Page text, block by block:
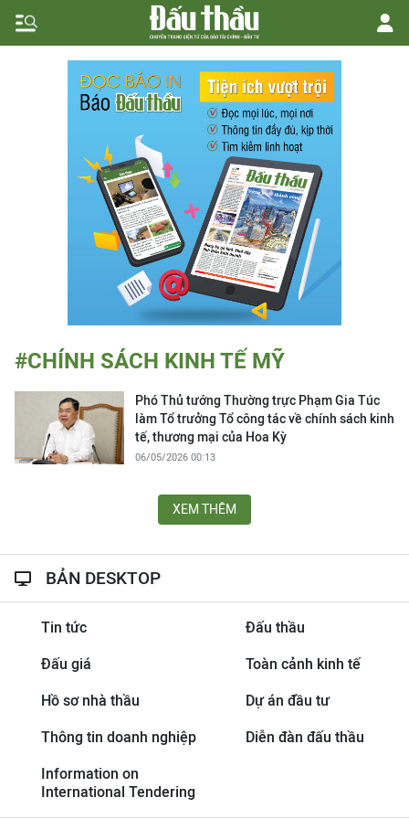
#CHÍNH SÁCH KINH TẾ MỸ
Phó Thủ tướng Thường trực Phạm Gia Túc
làm Tổ trưởng Tổ công tác về chính sách kinh
tế, thương mại của Hoa Kỳ
06/05/2026 00:13
XEM THÊM
BẢN DESKTOP
Tin tức Đấu thầu
Đấu giá Toàn cảnh kinh tế
Hồ sơ nhà thầu Dự án đầu tư
Thông tin doanh nghiệp Diễn đàn đấu thầu
Information on
International Tendering